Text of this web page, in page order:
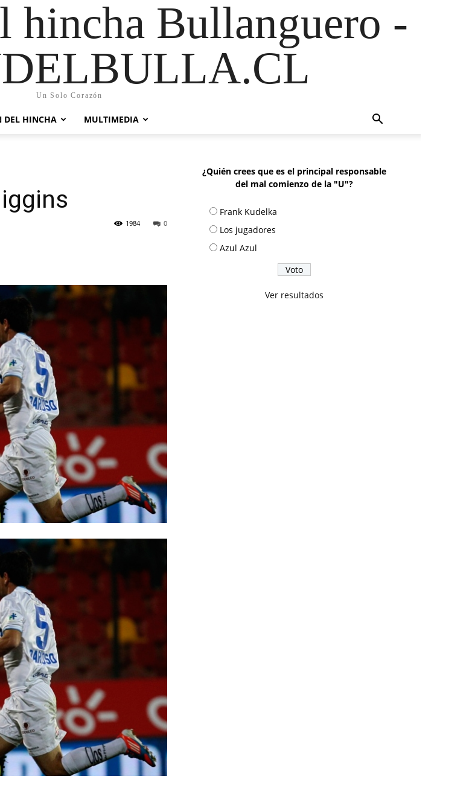
hincha Bullanguero -
Un Solo Corazón
DEL HINCHA MULTIMEDIA
0
1984
¿Quién crees que es el principal responsable
del mal comienzo de la "U"?
Frank Kudelka
Los jugadores
Azul Azul
Ver resultados